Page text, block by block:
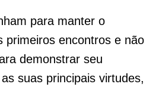
para manter o
primeiros encontros e não
demonstrar seu
suas principais virtudes,